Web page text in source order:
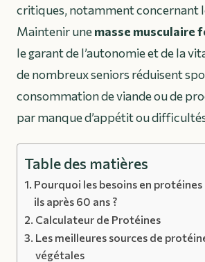
critiques, notamment concernant
Maintenir unemasse musculaire
le garant de l’autonomie et de la
de nombreux seniors réduisent
consommation de viande ou de
par manque d’appétit ou
Table des matières
Pourquoi les besoins en
ils après 60 ans ?
Calculateur de Protéines
Les meilleures sources de
végétales